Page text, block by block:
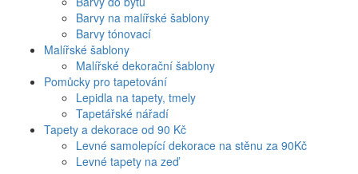
Barvy na malířské šablony
Barvy tónovací
Malířské šablony
Malířské dekorační šablony
Pomůcky pro tapetování
Lepidla na tapety, tmely
Tapetářské nářadí
Tapety a dekorace od 90 Kč
Levné samolepící dekorace na stěnu za 90Kč
Levné tapety na zeď